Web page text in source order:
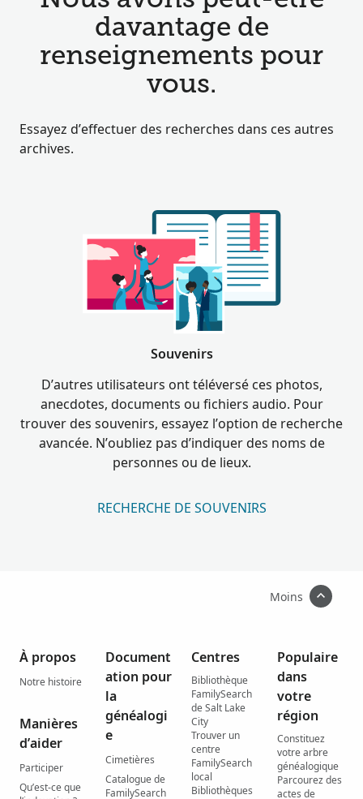
davantage de
renseignements pour
vous.
Essayez d’effectuer des recherches dans ces autres
archives.
Souvenirs
D’autres utilisateurs ont téléversé ces photos,
anecdotes, documents ou fichiers audio. Pour
trouver des souvenirs, essayez l’option de recherche
avancée. N’oubliez pas d’indiquer des noms de
personnes ou de lieux.
RECHERCHE DE SOUVENIRS
Moins
À propos
Notre histoire
Manières
d’aider
Participer
Qu’est-ce que
Document
ation pour
la
généalogi
e
Cimetières
Catalogue de
FamilySearch
Centres
Bibliothèque
FamilySearch
de Salt Lake
City
Trouver un
centre
FamilySearch
local
Bibliothèques
Populaire
dans
votre
région
Constituez
votre arbre
généalogique
Parcourez des
actes de